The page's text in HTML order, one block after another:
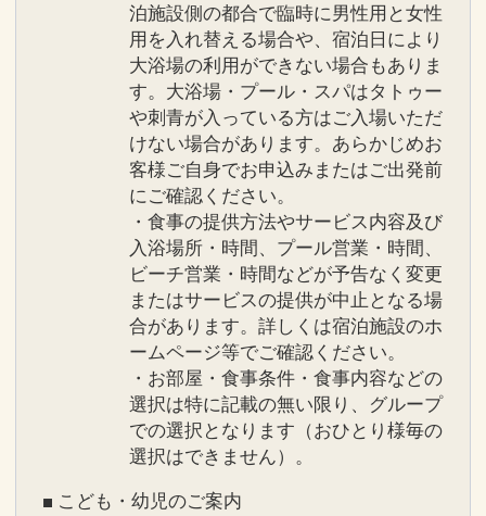
泊施設側の都合で臨時に男性用と女性
用を入れ替える場合や、宿泊日により
大浴場の利用ができない場合もありま
す。大浴場・プール・スパはタトゥー
や刺青が入っている方はご入場いただ
けない場合があります。あらかじめお
客様ご自身でお申込みまたはご出発前
にご確認ください。
・食事の提供方法やサービス内容及び
入浴場所・時間、プール営業・時間、
ビーチ営業・時間などが予告なく変更
またはサービスの提供が中止となる場
合があります。詳しくは宿泊施設のホ
ームページ等でご確認ください。
・お部屋・食事条件・食事内容などの
選択は特に記載の無い限り、グループ
での選択となります（おひとり様毎の
選択はできません）。
■ こども・幼児のご案内